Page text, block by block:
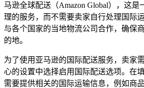
马逊全球配送（Amazon Global），这是
理的服务，而不需要卖家自行处理国际
与各个国家的当地物流公司合作，确保
的地。
为了使用亚马逊的国际配送服务，卖家
心的设置中选择启用国际配送选项。在
需要提供相关的国际运输信息，例如商